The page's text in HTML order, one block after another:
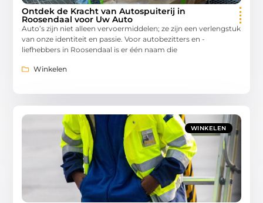
Ontdek de Kracht van Autospuiterij in
Roosendaal voor Uw Auto
Auto’s zijn niet alleen vervoermiddelen; ze zijn een verlengstuk
van onze identiteit en passie. Voor autobezitters en -
liefhebbers in Roosendaal is er één naam die
Winkelen
WINKELEN